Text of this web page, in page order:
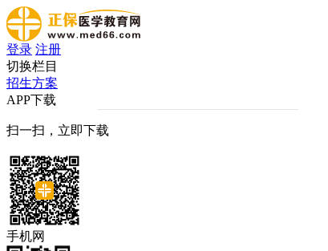
登录 注册
切换栏目
招生方案
APP下载
扫一扫，立即下载
手机网